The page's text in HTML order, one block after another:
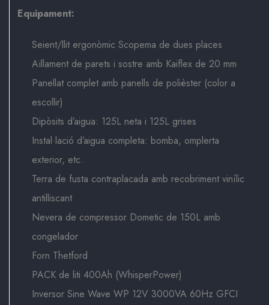
Equipament:
Seient/llit ergonòmic Scopema de dues places
Aïllament de parets i sostre amb Kaiflex de 20 mm
Panellat complet amb panells de polièster (color a
escollir)
Dipòsits d’aigua: 125L neta i 125L grises
Instal·lació d’aigua completa: bomba, omplerta
exterior, etc.
Terra de fusta contraplacada amb recobriment vinílic
antilliscant
Nevera de compressor Dometic de 150L amb
congelador
Forn Thetford
PACK de liti 400Ah (WhisperPower)
Inversor Sine Wave WP 12V 3000VA 60Hz GFCI